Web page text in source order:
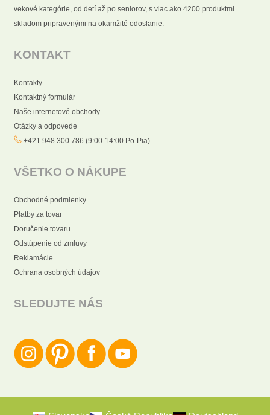
vekové kategórie, od detí až po seniorov, s viac ako 4200 produktmi
skladom pripravenými na okamžité odoslanie.
KONTAKT
Kontakty
Kontaktný formulár
Naše internetové obchody
Otázky a odpovede
+421 948 300 786 (9:00-14:00 Po-Pia)
VŠETKO O NÁKUPE
Obchodné podmienky
Platby za tovar
Doručenie tovaru
Odstúpenie od zmluvy
Reklamácie
Ochrana osobných údajov
SLEDUJTE NÁS